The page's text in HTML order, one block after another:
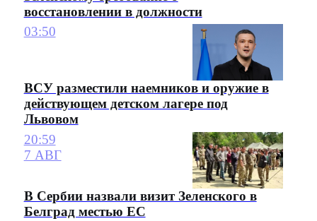
восстановлении в должности
03:50
ВСУ разместили наемников и оружие в
действующем детском лагере под
Львовом
20:59
7 АВГ
В Сербии назвали визит Зеленского в
Белград местью ЕС